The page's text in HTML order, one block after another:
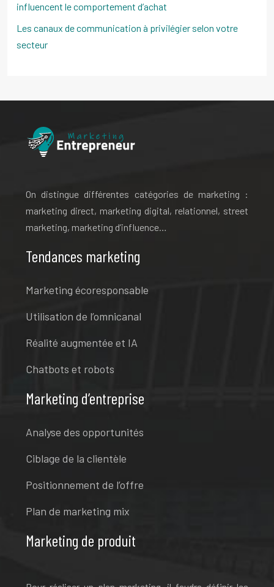
influencent le comportement d’achat
Les canaux de communication à privilégier selon votre
secteur
On distingue différentes catégories de marketing :
marketing direct, marketing digital, relationnel, street
marketing, marketing d’influence…
Tendances marketing
Marketing écoresponsable
Utilisation de l’omnicanal
Réalité augmentée et IA
Chatbots et robots
Marketing d’entreprise
Analyse des opportunités
Ciblage de la clientèle
Positionnement de l’offre
Plan de marketing mix
Marketing de produit